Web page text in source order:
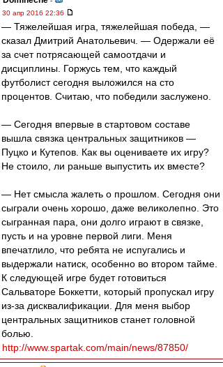
30 апр 2016 22:36
— Тяжелейшая игра, тяжелейшая победа, —
сказал Дмитрий Анатольевич. — Одержали её
за счет потрясающей самоотдачи и
дисциплины. Горжусь тем, что каждый
футболист сегодня выложился на сто
процентов. Считаю, что победили заслужено.
— Сегодня впервые в стартовом составе
вышла связка центральных защитников —
Пуцко и Кутепов. Как вы оцениваете их игру?
Не стоило, ли раньше выпустить их вместе?
— Нет смысла жалеть о прошлом. Сегодня они
сыграли очень хорошо, даже великолепно. Это
сыгранная пара, они долго играют в связке,
пусть и на уровне первой лиги. Меня
впечатлило, что ребята не испугались и
выдержали натиск, особенно во втором тайме.
К следующей игре будет готовиться
Сальваторе Боккетти, который пропускал игру
из-за дисквалификации. Для меня выбор
центральных защитников станет головной
болью.
http://www.spartak.com/main/news/87850/